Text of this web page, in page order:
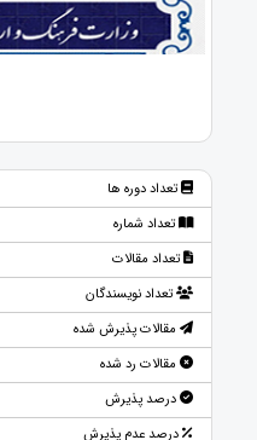
تعداد دوره ها
تعداد شماره
تعداد مقالات
تعداد نویسندگان
مقالات پذیرش شده
مقالات رد شده
درصد پذیرش
درصد عدم پذیرش